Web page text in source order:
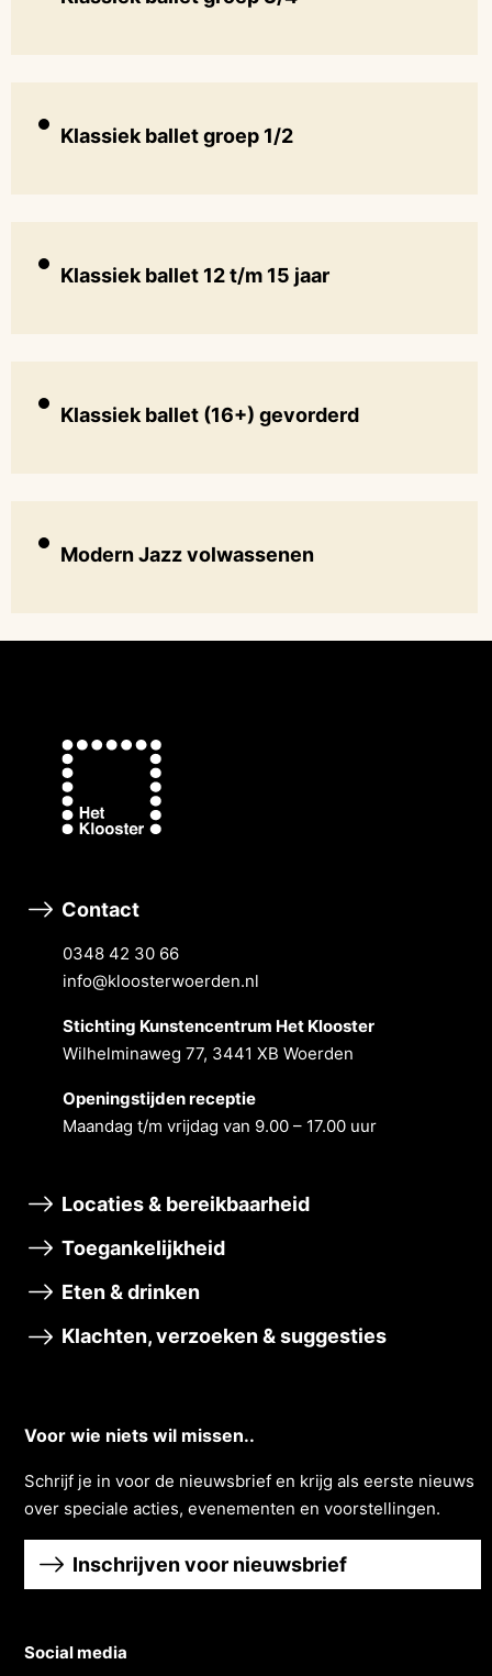
Klassiek ballet groep 1/2
Klassiek ballet 12 t/m 15 jaar
Klassiek ballet (16+) gevorderd
Modern Jazz volwassenen
Contact
0348 42 30 66
info@kloosterwoerden.nl
Stichting Kunstencentrum Het Klooster
Wilhelminaweg 77, 3441 XB Woerden
Openingstĳden receptie
Maandag t/m vrĳdag van 9.00 – 17.00 uur
Locaties & bereikbaarheid
Toegankelijkheid
Eten & drinken
Klachten, verzoeken & suggesties
Voor wie niets wil missen..
Schrĳf je in voor de nieuwsbrief en krĳg als eerste nieuws
over speciale acties, evenementen en voorstellingen.
Inschrijven voor nieuwsbrief
Social media